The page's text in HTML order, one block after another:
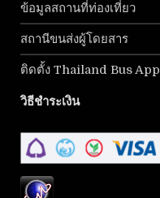
ข้อมูลสถานที่ท่องเที่ยว
สถานีขนส่งผู้โดยสาร
ติดตั้ง Thailand Bus App
วิธีชำระเงิน